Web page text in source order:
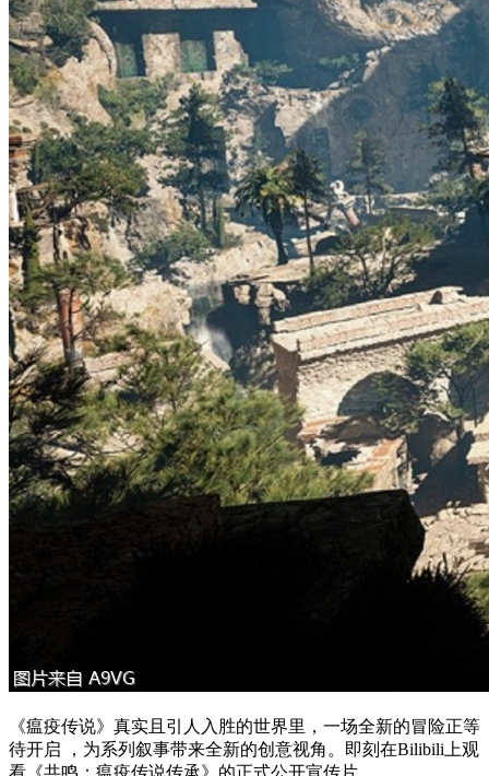
《瘟疫传说》真实且引人入胜的世界里，一场全新的冒险正等
待开启 ，为系列叙事带来全新的创意视角。即刻在Bilibili上观
看《共鸣：瘟疫传说传承》的正式公开宣传片。